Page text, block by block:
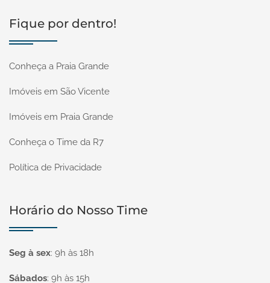
Fique por dentro!
Conheça a Praia Grande
Imóveis em São Vicente
Imóveis em Praia Grande
Conheça o Time da R7
Política de Privacidade
Horário do Nosso Time
Seg à sex: 9h às 18h
Sábados: 9h às 15h